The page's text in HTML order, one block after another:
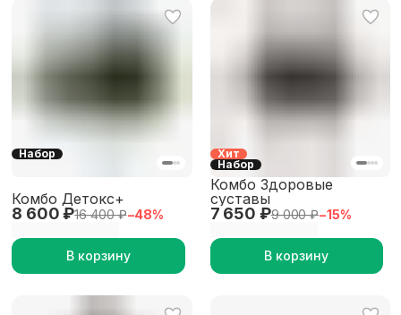
Набор
8 600 ₽16 400 ₽−48%
Комбо Детокс+
В корзину
Хит
Набор
7 650 ₽9 000 ₽−15%
Комбо Здоровые
суставы
В корзину